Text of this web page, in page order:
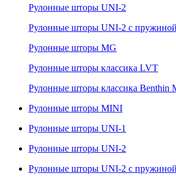
Рулонные шторы UNI-2
Рулонные шторы UNI-2 с пружиной
Рулонные шторы MG
Рулонные шторы классика LVT
Рулонные шторы классика Benthin
Рулонные шторы MINI
Рулонные шторы UNI-1
Рулонные шторы UNI-2
Рулонные шторы UNI-2 с пружиной